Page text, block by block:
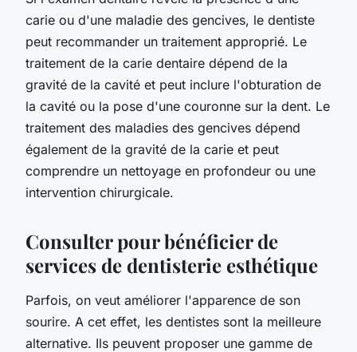
carie ou d'une maladie des gencives, le dentiste
peut recommander un traitement approprié. Le
traitement de la carie dentaire dépend de la
gravité de la cavité et peut inclure l'obturation de
la cavité ou la pose d'une couronne sur la dent. Le
traitement des maladies des gencives dépend
également de la gravité de la carie et peut
comprendre un nettoyage en profondeur ou une
intervention chirurgicale.
Consulter pour bénéficier de
services de dentisterie esthétique
Parfois, on veut améliorer l'apparence de son
sourire. A cet effet, les dentistes sont la meilleure
alternative. Ils peuvent proposer une gamme de